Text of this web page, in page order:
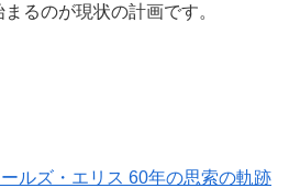
るのが現状の計画です。
ルズ・エリス 60年の思索の軌跡